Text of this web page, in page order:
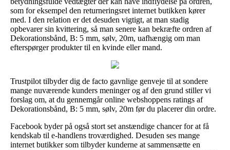
som for eksempel den returneringsret internet butikken kører
med. I den relation er det desuden vigtigt, at man stadig
opbevarer sin kvittering, så man senere kan bekræfte ordren af
Dekorationsbånd, B: 5 mm, sølv, 20m, uafhængig om man
efterspørger produkter til en kvinde eller mand.
Trustpilot tilbyder dig de facto gavnlige genveje til at sondere
mange nuværende kunders meninger og af den grund stiller vi
forslag om, at du gennemgår online webshoppens ratings af
Dekorationsbånd, B: 5 mm, sølv, 20m før du placerer din ordre.
Facebook byder på også stort set anstændige chancer for at få
kendskab til e-handlens troværdighed. Desuden ses mange
internet butikker som tilbyder kunderne at sammensætte en